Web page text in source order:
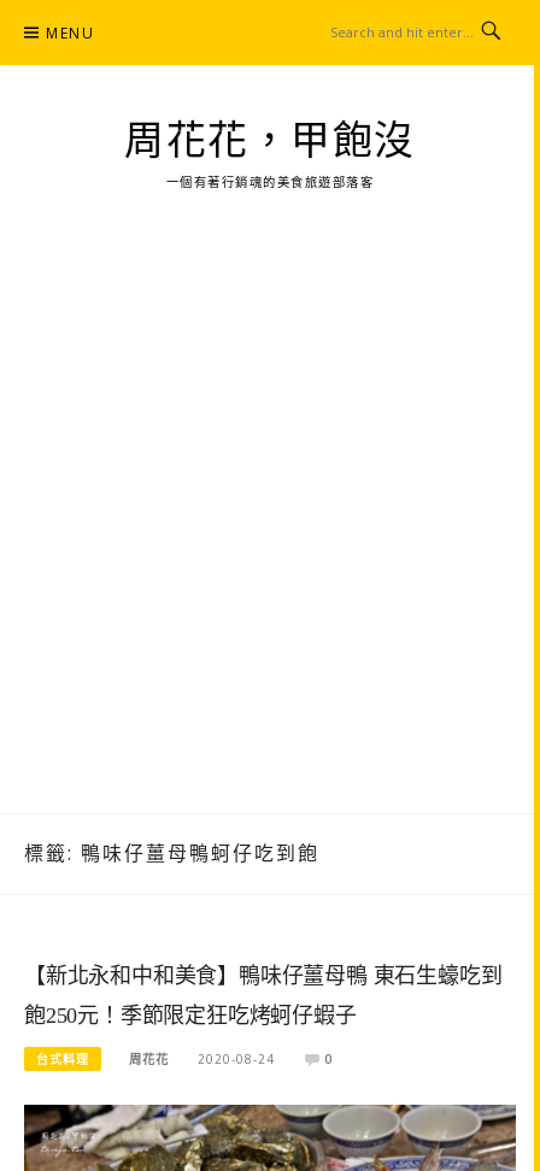
content
MENU
周花花，甲飽沒
一個有著行銷魂的美食旅遊部落客
標籤: 鴨味仔薑母鴨蚵仔吃到飽
【新北永和中和美食】鴨味仔薑母鴨 東石生蠔吃到
飽250元！季節限定狂吃烤蚵仔蝦子
台式料理 周花花 2020-08-24 0